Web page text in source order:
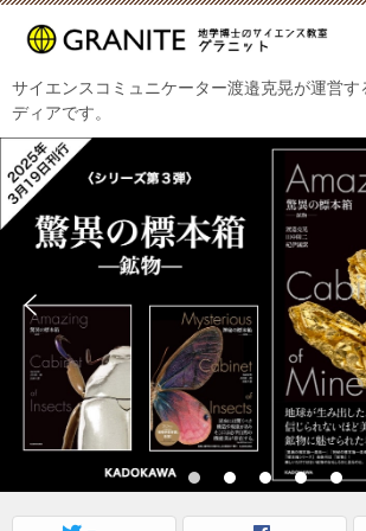
サイエンスコミュニケーター渡邉克晃が運営す
ディアです。